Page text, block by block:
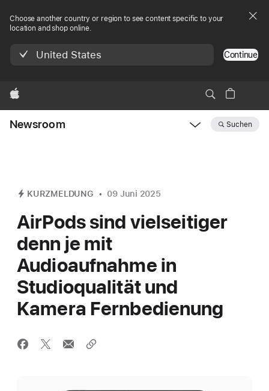
Choose another country or region to see content specific to your
location and shop online.
United States Continue
Apple
Newsroom Suchen
KURZMELDUNG 09 Juni 2025
AirPods sind vielseitiger
denn je mit
Audioaufnahme in
Studioqualität und
Kamera­ Fernbedienung